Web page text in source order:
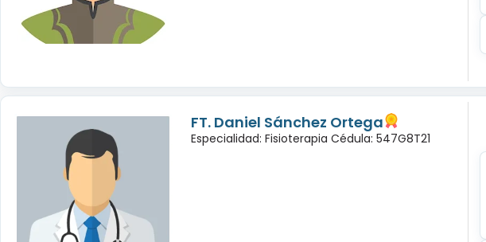
FT. Daniel Sánchez Ortega
Especialidad: Fisioterapia Cédula: 547G8T21